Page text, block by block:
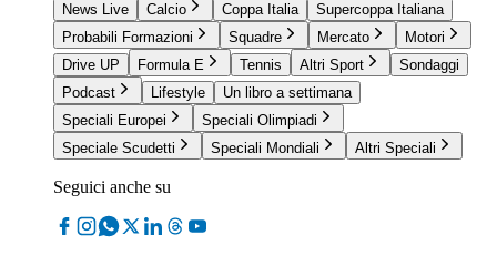
News Live
Calcio Coppa Italia
Supercoppa Italiana
Probabili Formazioni
Squadre Mercato
Motori
Drive UP
Formula E Tennis Altri Sport
Sondaggi
Podcast
Lifestyle
Un libro a settimana
Speciali Europei
Speciali Olimpiadi
Speciale Scudetti
Speciali Mondiali Altri Speciali
Seguici anche su